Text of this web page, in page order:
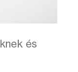
és